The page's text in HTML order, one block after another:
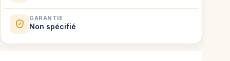
GARANTIE
Non spécifié